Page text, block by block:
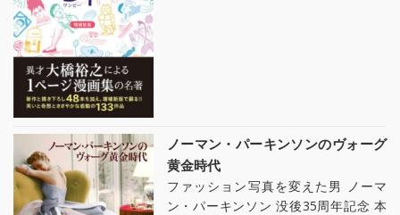
ノーマン・パーキンソンのヴォーグ
黄金時代
ファッション写真を変えた男 ノーマ
ン・パーキンソン 没後35周年記念 本